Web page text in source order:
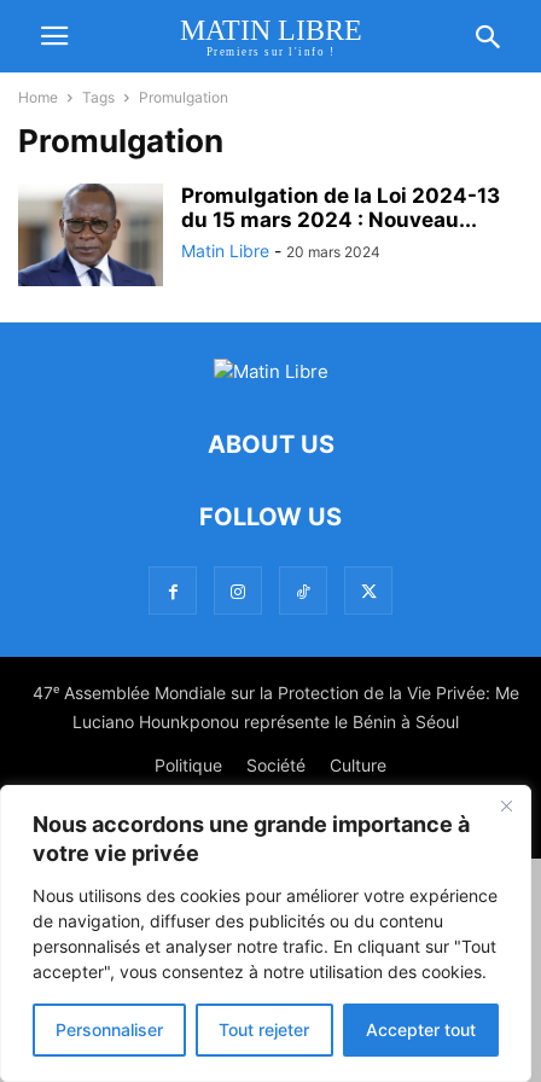
Nous accordons une grande importance à
votre vie privée
Nous utilisons des cookies pour améliorer votre expérience
de navigation, diffuser des publicités ou du contenu
personnalisés et analyser notre trafic. En cliquant sur "Tout
accepter", vous consentez à notre utilisation des cookies.
Personnaliser Tout rejeter Accepter tout
MATIN LIBRE
Premiers sur l'info !
Home Tags Promulgation
Promulgation
Promulgation de la Loi 2024-13
du 15 mars 2024 : Nouveau...
Matin Libre - 20 mars 2024
ABOUT US
FOLLOW US
47ᵉ Assemblée Mondiale sur la Protection de la Vie Privée: Me
Luciano Hounkponou représente le Bénin à Séoul
Politique Société Culture
© Powered by digitXplus Francophone